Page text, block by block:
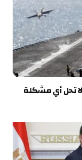
تحل أي مشكلة